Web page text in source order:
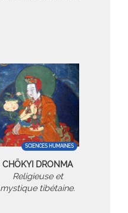
SCIENCES HUMAINES
CHÖKYI DRONMA
Religieuse et
mystique tibétaine.